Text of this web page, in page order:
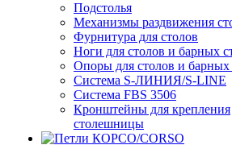
Подстолья
Механизмы раздвижения
Фурнитура для столов
Ноги для столов и барных
Опоры для столов и барных
Система S-ЛИНИЯ/S-LINE
Система FBS 3506
Кронштейны для крепления
столешницы